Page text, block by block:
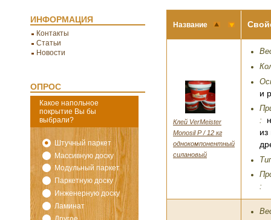
ИНФОРМАЦИЯ
Контакты
Статьи
Новости
ОПРОС
Какое напольное
покрытие Вы бы
выбрали?
Штучный паркет
Массивную доску
Модульный паркет
Паркетную доску
Инженерную доску
Ламинат
Название
Клей VerMeister
Monosil P / 12 кг
однокомпонентный
силановый
и
:
из
: